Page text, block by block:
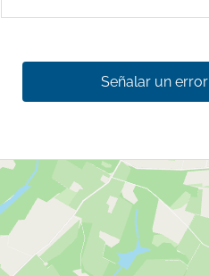
Señalar un error